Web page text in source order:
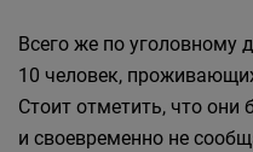
Всего же по уголовному
10 человек,
Стоит отметить, что
и своевременно не